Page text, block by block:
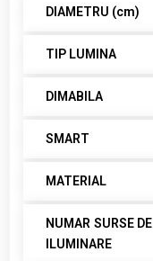
DIAMETRU (cm)
TIP LUMINA
DIMABILA
SMART
MATERIAL
NUMAR SURSE DE
ILUMINARE